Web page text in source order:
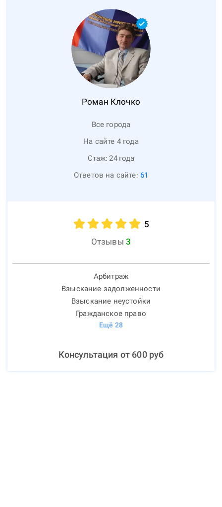
Роман Клочко
Все города
На сайте 4 года
Стаж: 24 года
Ответов на сайте: 61
5
Отзывы 3
Арбитраж
Взыскание задолженности
Взыскание неустойки
Гражданское право
Ещё 28
Консультация от 600руб